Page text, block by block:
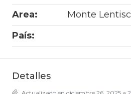
Area:
Monte
País:
Detalles